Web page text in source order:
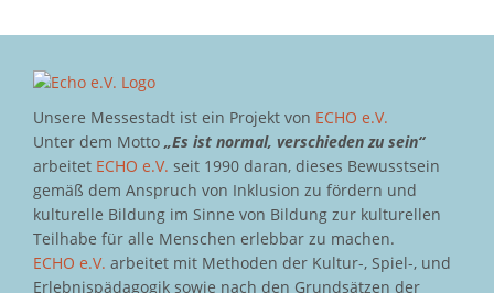
Unsere Messestadt ist ein Projekt von ECHO e.V.
Unter dem Motto „Es ist normal, verschieden zu sein“
arbeitet ECHO e.V. seit 1990 daran, dieses Bewusstsein
gemäß dem Anspruch von Inklusion zu fördern und
kulturelle Bildung im Sinne von Bildung zur kulturellen
Teilhabe für alle Menschen erlebbar zu machen.
ECHO e.V. arbeitet mit Methoden der Kultur-, Spiel-, und
Erlebnispädagogik sowie nach den Grundsätzen der